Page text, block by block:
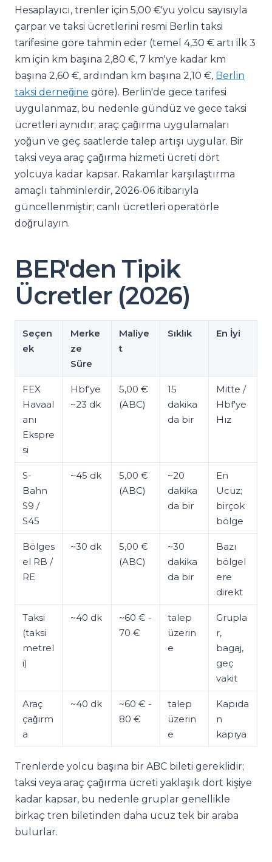
Hesaplayıcı, trenler için 5,00 €'yu yolcu sayısıyla
çarpar ve taksi ücretlerini resmi Berlin taksi
tarifesine göre tahmin eder (temel 4,30 € artı ilk 3
km için km başına 2,80 €, 7 km'ye kadar km
başına 2,60 €, ardından km başına 2,10 €, Berlin
taksi derneğine göre). Berlin'de gece tarifesi
uygulanmaz, bu nedenle gündüz ve gece taksi
ücretleri aynıdır; araç çağırma uygulamaları
yoğun ve geç saatlerde talep artışı uygular. Bir
taksi veya araç çağırma hizmeti ücreti dört
yolcuya kadar kapsar. Rakamlar karşılaştırma
amaçlı tahminlerdir, 2026-06 itibarıyla
güncellenmiştir; canlı ücretleri operatörle
doğrulayın.
BER'den Tipik
Ücretler (2026)
Seçen
ek
Merke
ze
Süre
Maliye
t
Sıklık En İyi
FEX
Havaal
anı
Ekspre
si
Hbf'ye
~23 dk
5,00 €
(ABC)
15
dakika
da bir
Mitte /
Hbf'ye
Hız
S-
Bahn
S9 /
S45
~45 dk
5,00 €
(ABC)
~20
dakika
da bir
En
Ucuz;
birçok
bölge
Bölges
el RB /
RE
~30 dk
5,00 €
(ABC)
~30
dakika
da bir
Bazı
bölgel
ere
direkt
Taksi
(taksi
metrel
i)
~40 dk
~60 € -
70 €
talep
üzerin
e
Grupla
r,
bagaj,
geç
vakit
Araç
çağırm
a
~40 dk
~60 € -
80 €
talep
üzerin
e
Kapıda
n
kapıya
Trenlerde yolcu başına bir ABC bileti gereklidir;
taksi veya araç çağırma ücreti yaklaşık dört kişiye
kadar kapsar, bu nedenle gruplar genellikle
birkaç tren biletinden daha ucuz tek bir araba
bulurlar.